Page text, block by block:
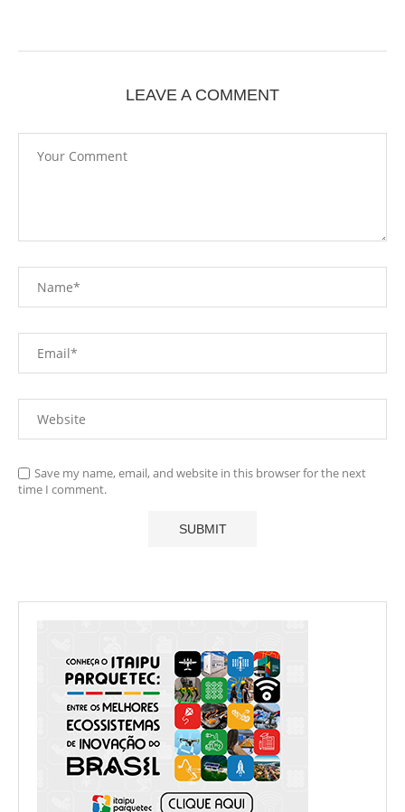
LEAVE A COMMENT
Save my name, email, and website in this browser for the next
time I comment.